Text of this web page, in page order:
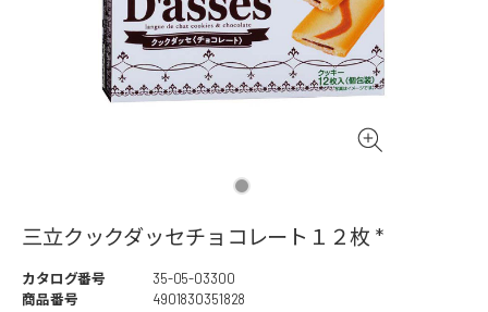
三立クックダッセチョコレート１２枚 *
カタログ番号
35-05-03300
商品番号
4901830351828